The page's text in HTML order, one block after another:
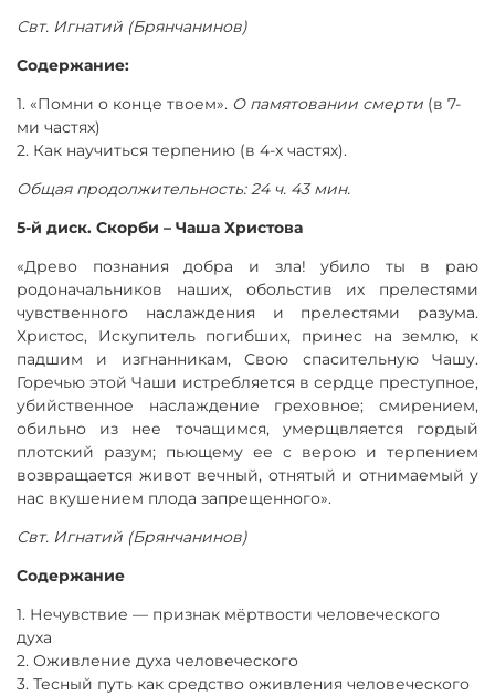
Свт. Игнатий (Брянчанинов)
Содержание:
1. «Помни о конце твоем». О памятовании смерти (в 7-
ми частях)
2. Как научиться терпению (в 4-х частях).
Общая продолжительность: 24 ч. 43 мин.
5-й диск. Скорби – Чаша Христова
«Древо познания добра и зла! убило ты в раю
родоначальников наших, обольстив их прелестями
чувственного наслаждения и прелестями разума.
Христос, Искупитель погибших, принес на землю, к
падшим и изгнанникам, Свою спасительную Чашу.
Горечью этой Чаши истребляется в сердце преступное,
убийственное наслаждение греховное; смирением,
обильно из нее точащимся, умерщвляется гордый
плотский разум; пьющему ее с верою и терпением
возвращается живот вечный, отнятый и отнимаемый у
нас вкушением плода запрещенного».
Свт. Игнатий (Брянчанинов)
Содержание
1. Нечувствие — признак мёртвости человеческого
духа
2. Оживление духа человеческого
3. Тесный путь как средство оживления человеческого